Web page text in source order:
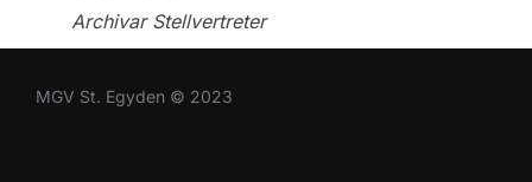
Archivar Stellvertreter
MGV St. Egyden © 2023